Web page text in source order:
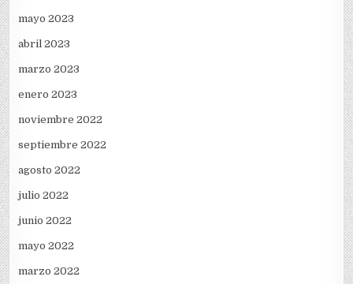
mayo 2023
abril 2023
marzo 2023
enero 2023
noviembre 2022
septiembre 2022
agosto 2022
julio 2022
junio 2022
mayo 2022
marzo 2022